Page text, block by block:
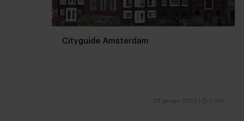
Cityguide Amsterdam
29 januari 2020 2 min